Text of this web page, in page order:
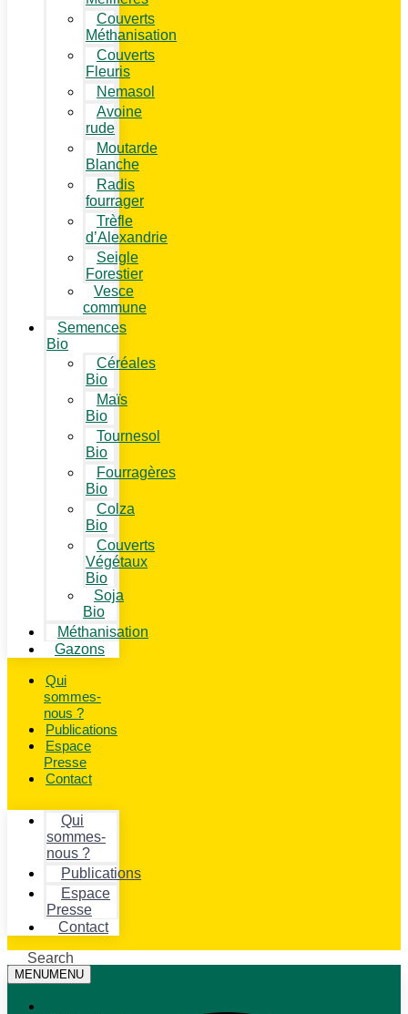
Couverts
Méthanisation
Couverts
Fleuris
Nemasol
Avoine
rude
Moutarde
Blanche
Radis
fourrager
Trèfle
d’Alexandrie
Seigle
Forestier
Vesce
commune
Semences
Bio
Céréales
Bio
Maïs
Bio
Tournesol
Bio
Fourragères
Bio
Colza
Bio
Couverts
Végétaux
Bio
Soja
Bio
Méthanisation
Gazons
Qui
sommes-
nous ?
Publications
Espace
Presse
Contact
Qui
sommes-
nous ?
Publications
Espace
Presse
Contact
Search
MENUMENU